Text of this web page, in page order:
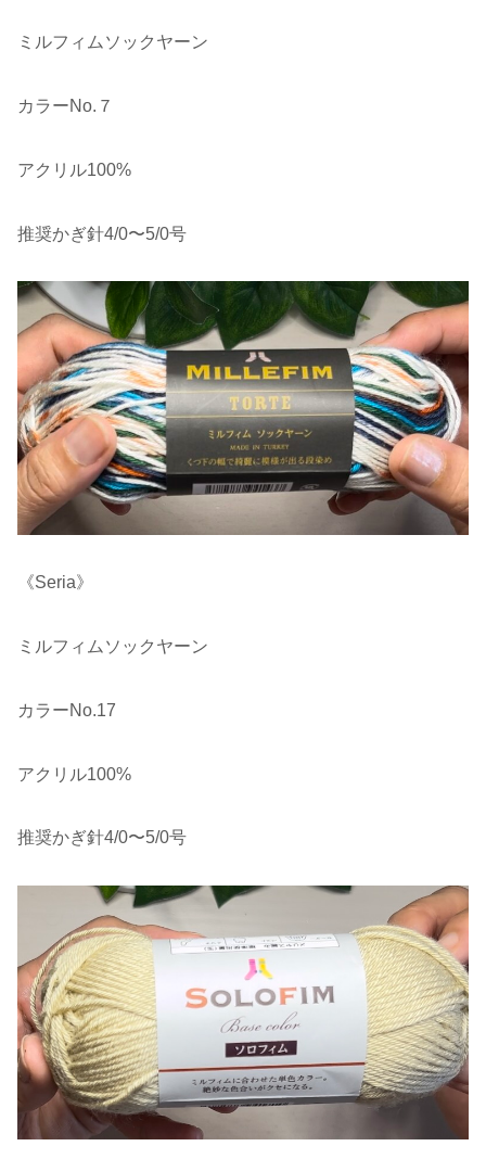
ミルフィムソックヤーン
カラーNo.７
アクリル100%
推奨かぎ針4/0〜5/0号
《Seria》
ミルフィムソックヤーン
カラーNo.17
アクリル100%
推奨かぎ針4/0〜5/0号